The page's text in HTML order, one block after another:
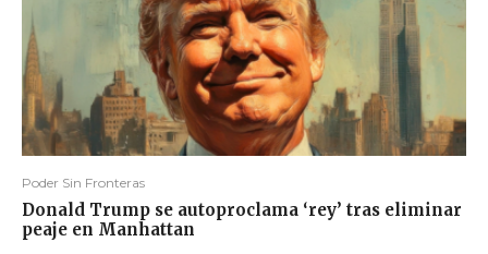
Poder Sin Fronteras
Donald Trump se autoproclama ‘rey’ tras eliminar
peaje en Manhattan